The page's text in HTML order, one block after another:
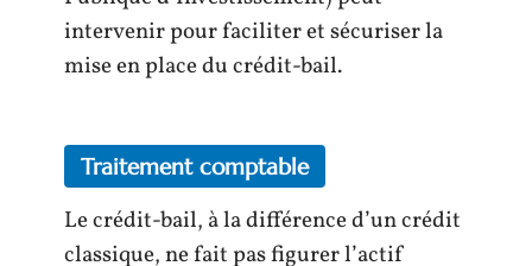
intervenir pour faciliter et sécuriser la
mise en place du crédit-bail.
Traitement comptable
Le crédit-bail, à la différence d’un crédit
classique, ne fait pas figurer l’actif